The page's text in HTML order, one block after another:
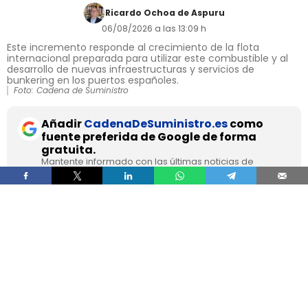
Ricardo Ochoa de Aspuru
06/08/2026 a las 13:09 h
Este incremento responde al crecimiento de la flota
internacional preparada para utilizar este combustible y al
desarrollo de nuevas infraestructuras y servicios de
bunkering en los puertos españoles.
Foto: Cadena de Suministro
AñadirCadenaDeSuministro.escomo
fuente preferida de Google de forma
gratuita.
Mantente informado con las últimas noticias de
actualidad.
ACTIVAR AHORA